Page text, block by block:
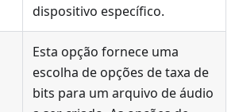
dispositivo específico.
Esta opção fornece uma
escolha de opções de taxa de
bits para um arquivo de áudio